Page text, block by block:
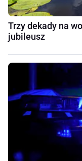
Trzy dekady na
jubileusz